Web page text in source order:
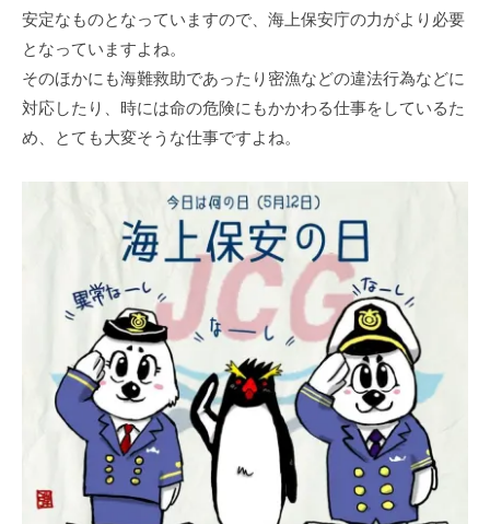
安定なものとなっていますので、海上保安庁の⼒がより必要
となっていますよね。
そのほかにも海難救助であったり密漁などの違法⾏為などに
対応したり、時には命の危険にもかかわる仕事をしているた
め、とても⼤変そうな仕事ですよね。